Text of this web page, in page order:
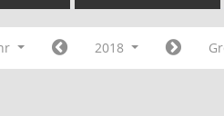
2018